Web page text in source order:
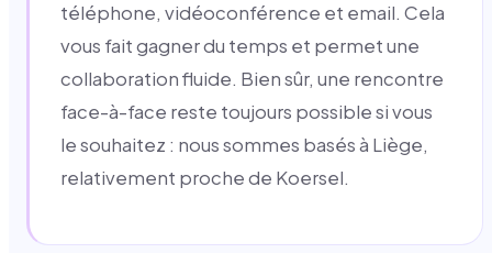
téléphone, vidéoconférence et email. Cela
vous fait gagner du temps et permet une
collaboration fluide. Bien sûr, une rencontre
face-à-face reste toujours possible si vous
le souhaitez : nous sommes basés à Liège,
relativement proche de Koersel.